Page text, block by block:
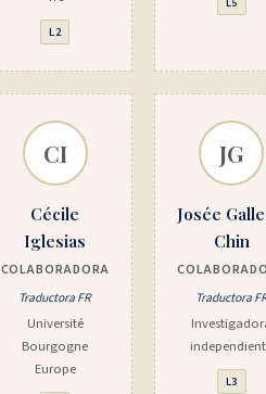
L2
CI
Cécile
Iglesias
COLABORADORA
Traductora FR
Université
Bourgogne
Europe
JG
Josée
Chin
Traductora
L3